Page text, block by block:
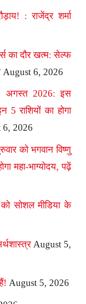
: राजेंद्र शर्मा
का दौर खत्म: सेल्फ
August 6, 2026
अगस्त 2026: इस
राशियों का होगा
6, 2026
को भगवान विष्णु
महा-भाग्योदय, पढ़ें
सोशल मीडिया के
August 5,
August 5, 2026